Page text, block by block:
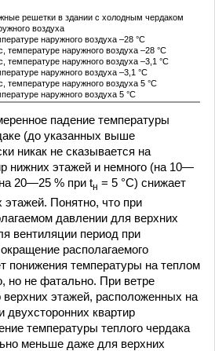
решетки в здании с холодным чердаком
воздуха
наружного воздуха –28 °С
температуре наружного воздуха –28 °С
температуре наружного воздуха –3,1 °С
наружного воздуха –3,1 °С
температуре наружного воздуха 5 °С
наружного воздуха 5 °С
падение температуры
(до указанных выше
никак не сказывается на
нижних этажей и немного (на 10—
20—25 % при tн = 5 °С) снижает
этажей. Понятно, что при
давлении для верхних
вентиляции период при
располагаемого
понижения температуры на теплом
но не фатально. При ветре
верхних этажей, расположенных на
двухсторонних квартир
температуры теплого чердака
меньше даже для верхних